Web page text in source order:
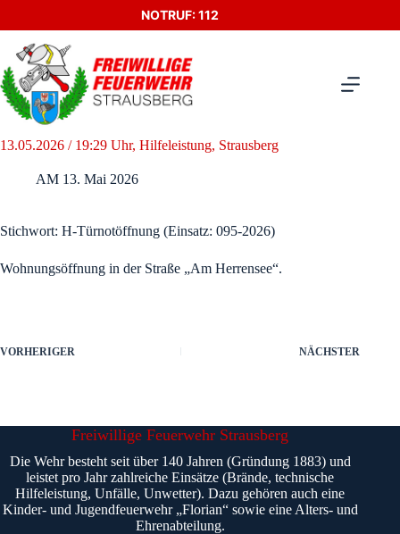
NOTRUF: 112
13.05.2026 / 19:29 Uhr, Hilfeleistung, Strausberg
AM 13. Mai 2026
Stichwort: H-Türnotöffnung (Einsatz: 095-2026)
Wohnungsöffnung in der Straße „Am Herrensee“.
VORHERIGER NÄCHSTER
Freiwillige Feuerwehr Strausberg
Die Wehr besteht seit über 140 Jahren (Gründung 1883) und
leistet pro Jahr zahlreiche Einsätze (Brände, technische
Hilfeleistung, Unfälle, Unwetter). Dazu gehören auch eine
Kinder- und Jugendfeuerwehr „Florian“ sowie eine Alters- und
Ehrenabteilung.